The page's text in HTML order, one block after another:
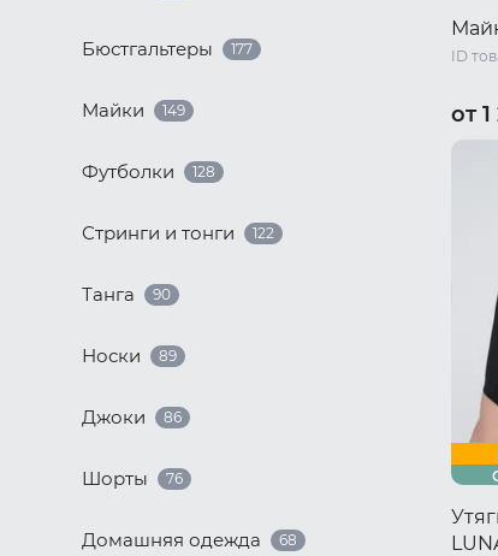
Бюстгальтеры 177
Майки 149
Футболки 128
Стринги и тонги 122
Танга 90
Носки 89
Джоки 86
Шорты 76
Домашняя одежда 68
ID
от
48
54